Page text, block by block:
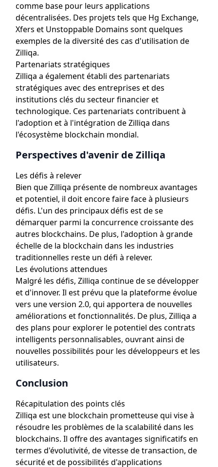
comme base pour leurs applications
décentralisées. Des projets tels que Hg Exchange,
Xfers et Unstoppable Domains sont quelques
exemples de la diversité des cas d'utilisation de
Zilliqa.
Partenariats stratégiques
Zilliqa a également établi des partenariats
stratégiques avec des entreprises et des
institutions clés du secteur financier et
technologique. Ces partenariats contribuent à
l'adoption et à l'intégration de Zilliqa dans
l'écosystème blockchain mondial.
Perspectives d'avenir de Zilliqa
Les défis à relever
Bien que Zilliqa présente de nombreux avantages
et potentiel, il doit encore faire face à plusieurs
défis. L'un des principaux défis est de se
démarquer parmi la concurrence croissante des
autres blockchains. De plus, l'adoption à grande
échelle de la blockchain dans les industries
traditionnelles reste un défi à relever.
Les évolutions attendues
Malgré les défis, Zilliqa continue de se développer
et d'innover. Il est prévu que la plateforme évolue
vers une version 2.0, qui apportera de nouvelles
améliorations et fonctionnalités. De plus, Zilliqa a
des plans pour explorer le potentiel des contrats
intelligents personnalisables, ouvrant ainsi de
nouvelles possibilités pour les développeurs et les
utilisateurs.
Conclusion
Récapitulation des points clés
Zilliqa est une blockchain prometteuse qui vise à
résoudre les problèmes de la scalabilité dans les
blockchains. Il offre des avantages significatifs en
termes d'évolutivité, de vitesse de transaction, de
sécurité et de possibilités d'applications